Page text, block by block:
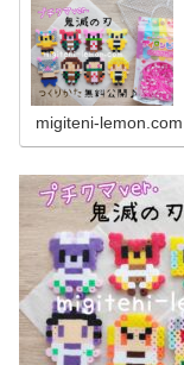
migiteni-lemon.com